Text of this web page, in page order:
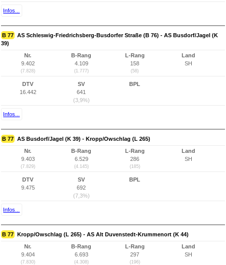
Infos...
B 77 AS Schleswig-Friedrichsberg-Busdorfer Straße (B 76) - AS Busdorf/Jagel (K
39)
Nr.
9.402
(7.828)
B-Rang
4.109
(1.777)
L-Rang
158
(58)
Land
SH
DTV
16.442
SV
641
(3,9%)
BPL
Infos...
B 77 AS Busdorf/Jagel (K 39) - Kropp/Owschlag (L 265)
Nr.
9.403
(7.829)
B-Rang
6.529
(4.145)
L-Rang
286
(185)
Land
SH
DTV
9.475
SV
692
(7,3%)
BPL
Infos...
B 77 Kropp/Owschlag (L 265) - AS Alt Duvenstedt-Krummenort (K 44)
Nr.
9.404
(7.830)
B-Rang
6.693
(4.308)
L-Rang
297
(196)
Land
SH